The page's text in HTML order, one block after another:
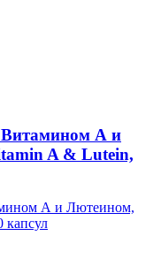
Витамином А и
A & Lutein,